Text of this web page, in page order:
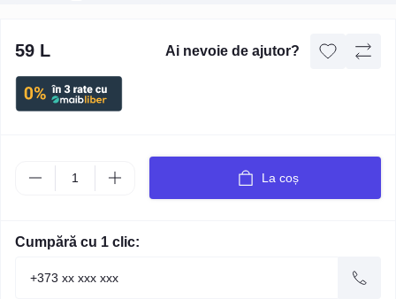
59 L Ai nevoie de ajutor?
La coș
Cumpără cu 1 clic: